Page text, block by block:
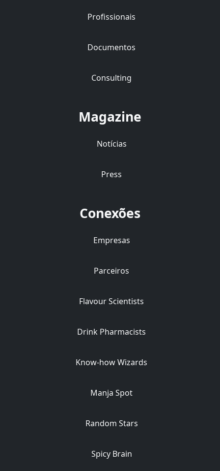
Profissionais
Documentos
Consulting
Magazine
Notícias
Press
Conexões
Empresas
Parceiros
Flavour Scientists
Drink Pharmacists
Know-how Wizards
Manja Spot
Random Stars
Spicy Brain